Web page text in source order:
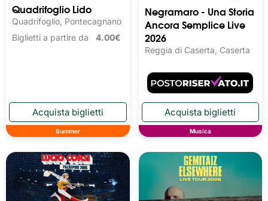
Quadrifoglio Lido
Quadrifoglio, Pontecagnano
Biglietti a partire da 4.00€
Summer
Negramaro - Una Storia
Ancora Semplice Live
2026
Reggia di Caserta, Caserta
Musica